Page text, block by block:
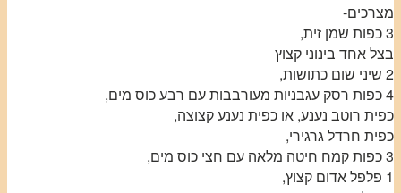
מצרכים-
3 כפות שמן זית,
בצל אחד בינוני קצוץ
2 שיני שום כתושות,
4 כפות רסק עגבניות מעורבבות עם רבע כוס מים,
כפית רוטב נענע, או כפית נענע קצוצה,
כפית חרדל גרגירי,
3 כפות קמח חיטה מלאה עם חצי כוס מים,
1 פלפל אדום קצוץ,